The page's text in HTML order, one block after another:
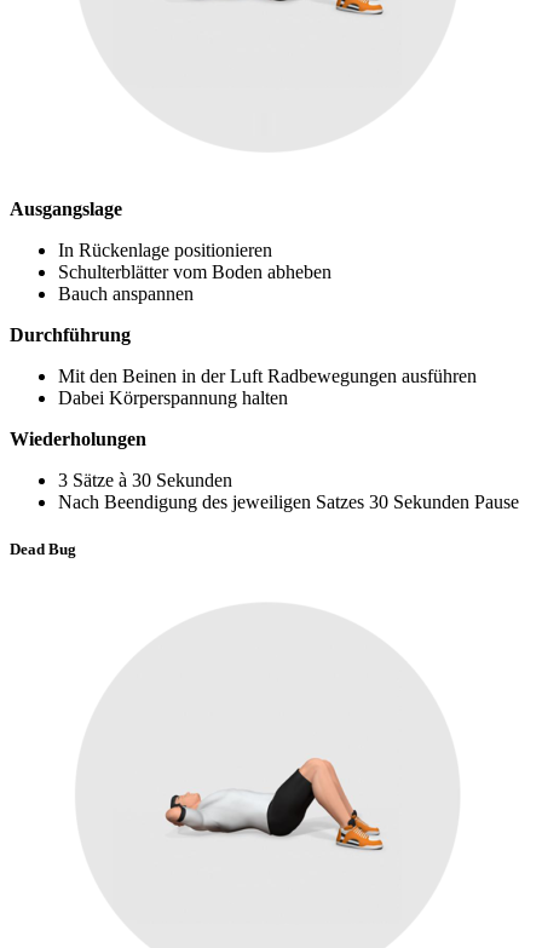
Ausgangslage
In Rückenlage positionieren
Schulterblätter vom Boden abheben
Bauch anspannen
Durchführung
Mit den Beinen in der Luft Radbewegungen ausführen
Dabei Körperspannung halten
Wiederholungen
3 Sätze à 30 Sekunden
Nach Beendigung des jeweiligen Satzes 30 Sekunden Pause
Dead Bug